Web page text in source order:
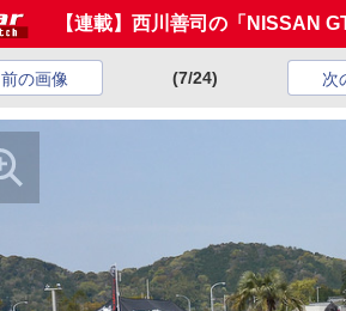
【連載】西川善司の「NISSAN
前の画像 (7/24) 次